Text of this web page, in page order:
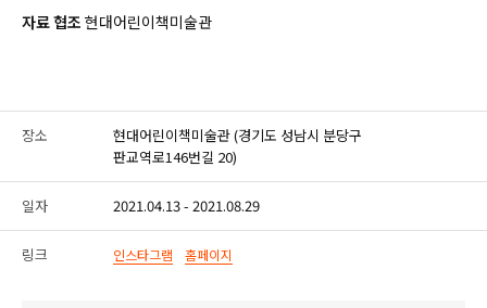
자료 협조 현대어린이책미술관
장소
현대어린이책미술관 (경기도 성남시 분당구
판교역로146번길 20)
일자 2021.04.13 - 2021.08.29
링크 인스타그램 홈페이지